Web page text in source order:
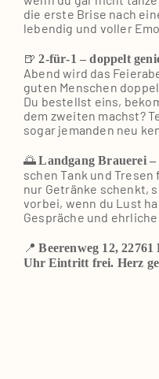
die ers­te Bri­se nach
leben­dig und vol­ler
🍺2‑für‑1 – dop­pelt
Abend wird das
guten Men­schen
Du bestellst eins,
dem zwei­ten machst?
sogar jeman­den neu
🌅Land­gang Braue­rei –
schen Tank und
nur Geträn­ke schenkt,
vor­bei, wenn du Lust
Gesprä­che und ehr­li­che
📍Bee­ren­weg 12,
Uhr Ein­tritt frei. Herz